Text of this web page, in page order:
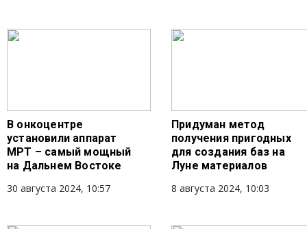
В онкоцентре
установили аппарат
МРТ – самый мощный
на Дальнем Востоке
30 августа 2024, 10:57
Придуман метод
получения пригодных
для создания баз на
Луне материалов
8 августа 2024, 10:03